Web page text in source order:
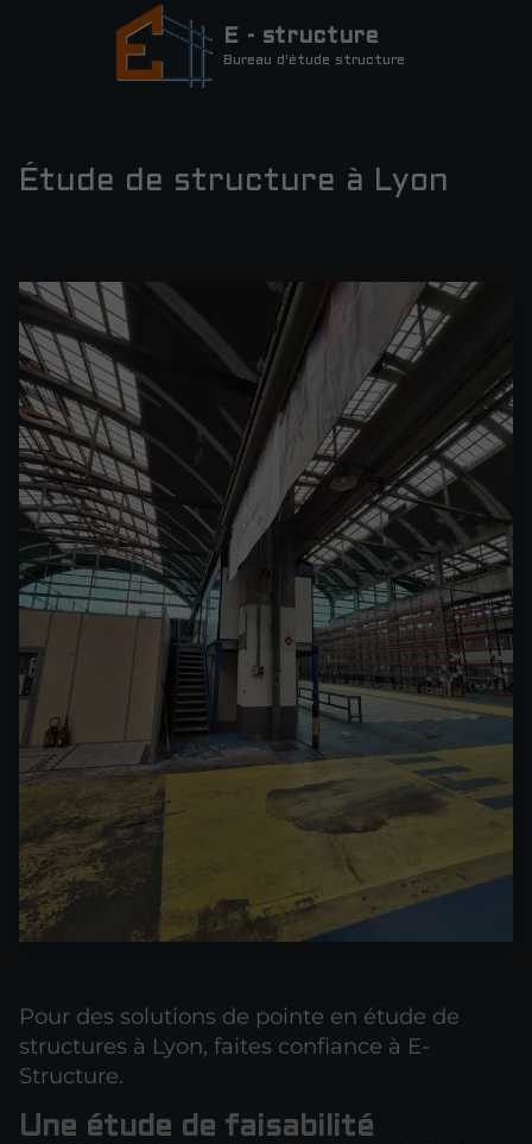
E - structure
Bureau d'étude structure
Étude de structure à Lyon
Pour des solutions de pointe en étude de
structures à Lyon, faites confiance à E-
Structure.
Une étude de faisabilité